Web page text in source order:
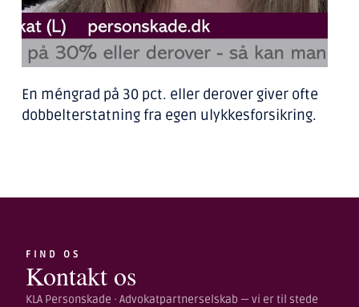
En méngrad på 30 pct. eller derover giver ofte
dobbelterstatning fra egen ulykkesforsikring.
FIND OS
Kontakt os
KLA Personskade · Advokatpartnerselskab — vi er til stede